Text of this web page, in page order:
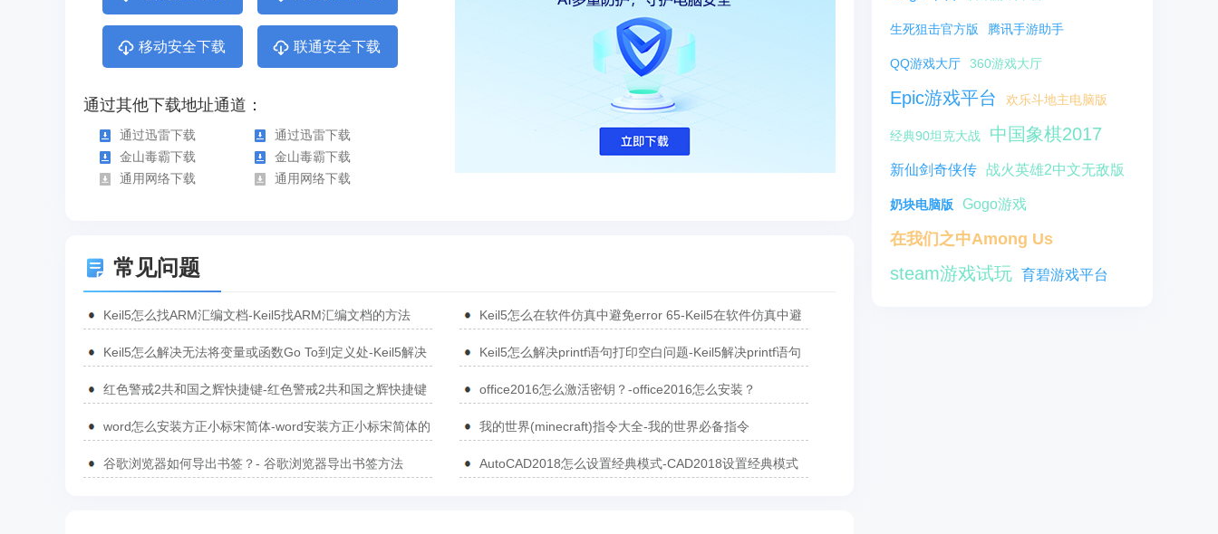
移动安全下载 联通安全下载
通过其他下载地址通道：
通过迅雷下载
通过迅雷下载
金山毒霸下载
金山毒霸下载
通用网络下载
通用网络下载
常见问题
Keil5怎么找ARM汇编文档-Keil5找ARM汇编文档的方法
Keil5怎么在软件仿真中避免error 65-Keil5在软件仿真中避
Keil5怎么解决无法将变量或函数Go To到定义处-Keil5解决
Keil5怎么解决printf语句打印空白问题-Keil5解决printf语句
红色警戒2共和国之辉快捷键-红色警戒2共和国之辉快捷键
office2016怎么激活密钥？-office2016怎么安装？
word怎么安装方正小标宋简体-word安装方正小标宋简体的
我的世界(minecraft)指令大全-我的世界必备指令
谷歌浏览器如何导出书签？- 谷歌浏览器导出书签方法
AutoCAD2018怎么设置经典模式-CAD2018设置经典模式
生死狙击官方版 腾讯手游助手
QQ游戏大厅 360游戏大厅
Epic游戏平台 欢乐斗地主电脑版
经典90坦克大战 中国象棋2017
新仙剑奇侠传 战火英雄2中文无敌版
奶块电脑版 Gogo游戏
在我们之中Among Us
steam游戏试玩 育碧游戏平台